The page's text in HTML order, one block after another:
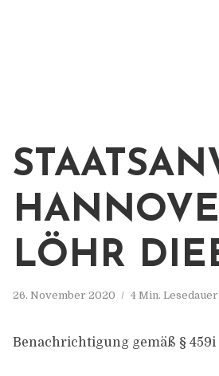
LÖHR
26. November 2020 4 Min. Lesedauer
Benachrichtigung gemäß §